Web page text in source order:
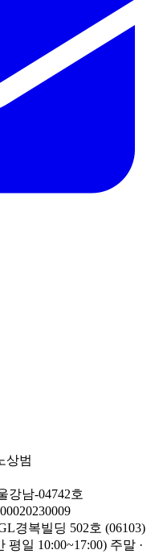
상범
강남-04742호
경복빌딩 502호 (06103)
평일 10:00~17:00) 주말 ·